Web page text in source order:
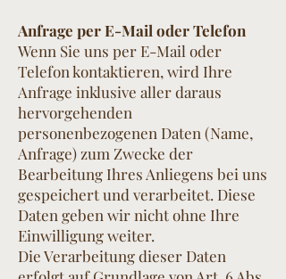
Anfrage per E-Mail oder Telefon
Wenn Sie uns per E-Mail oder
Telefon kontaktieren, wird Ihre
Anfrage inklusive aller daraus
hervorgehenden
personenbezogenen Daten (Name,
Anfrage) zum Zwecke der
Bearbeitung Ihres Anliegens bei uns
gespeichert und verarbeitet. Diese
Daten geben wir nicht ohne Ihre
Einwilligung weiter.
Die Verarbeitung dieser Daten